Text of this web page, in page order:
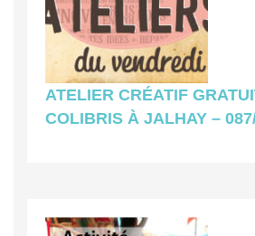
ATELIER CRÉATIF
COLIBRIS À JALHAY –